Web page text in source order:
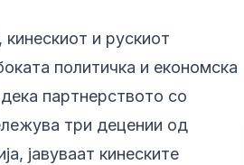
и рускиот
политичка и економска
партнерството со
три децении од
јавуваат кинеските